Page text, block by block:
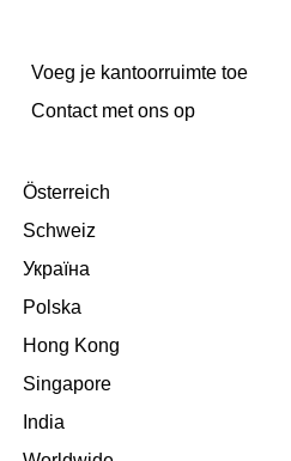
Voeg je kantoorruimte toe
Сontact met ons op
Österreich
Schweiz
Україна
Polska
Hong Kong
Singapore
India